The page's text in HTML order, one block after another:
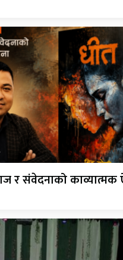
र संवेदनाको काव्यात्मक